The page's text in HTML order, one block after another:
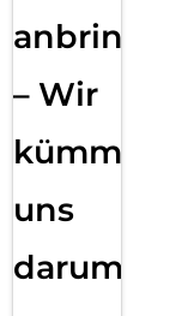
anbringen
– Wir
kümmern
uns
darum!